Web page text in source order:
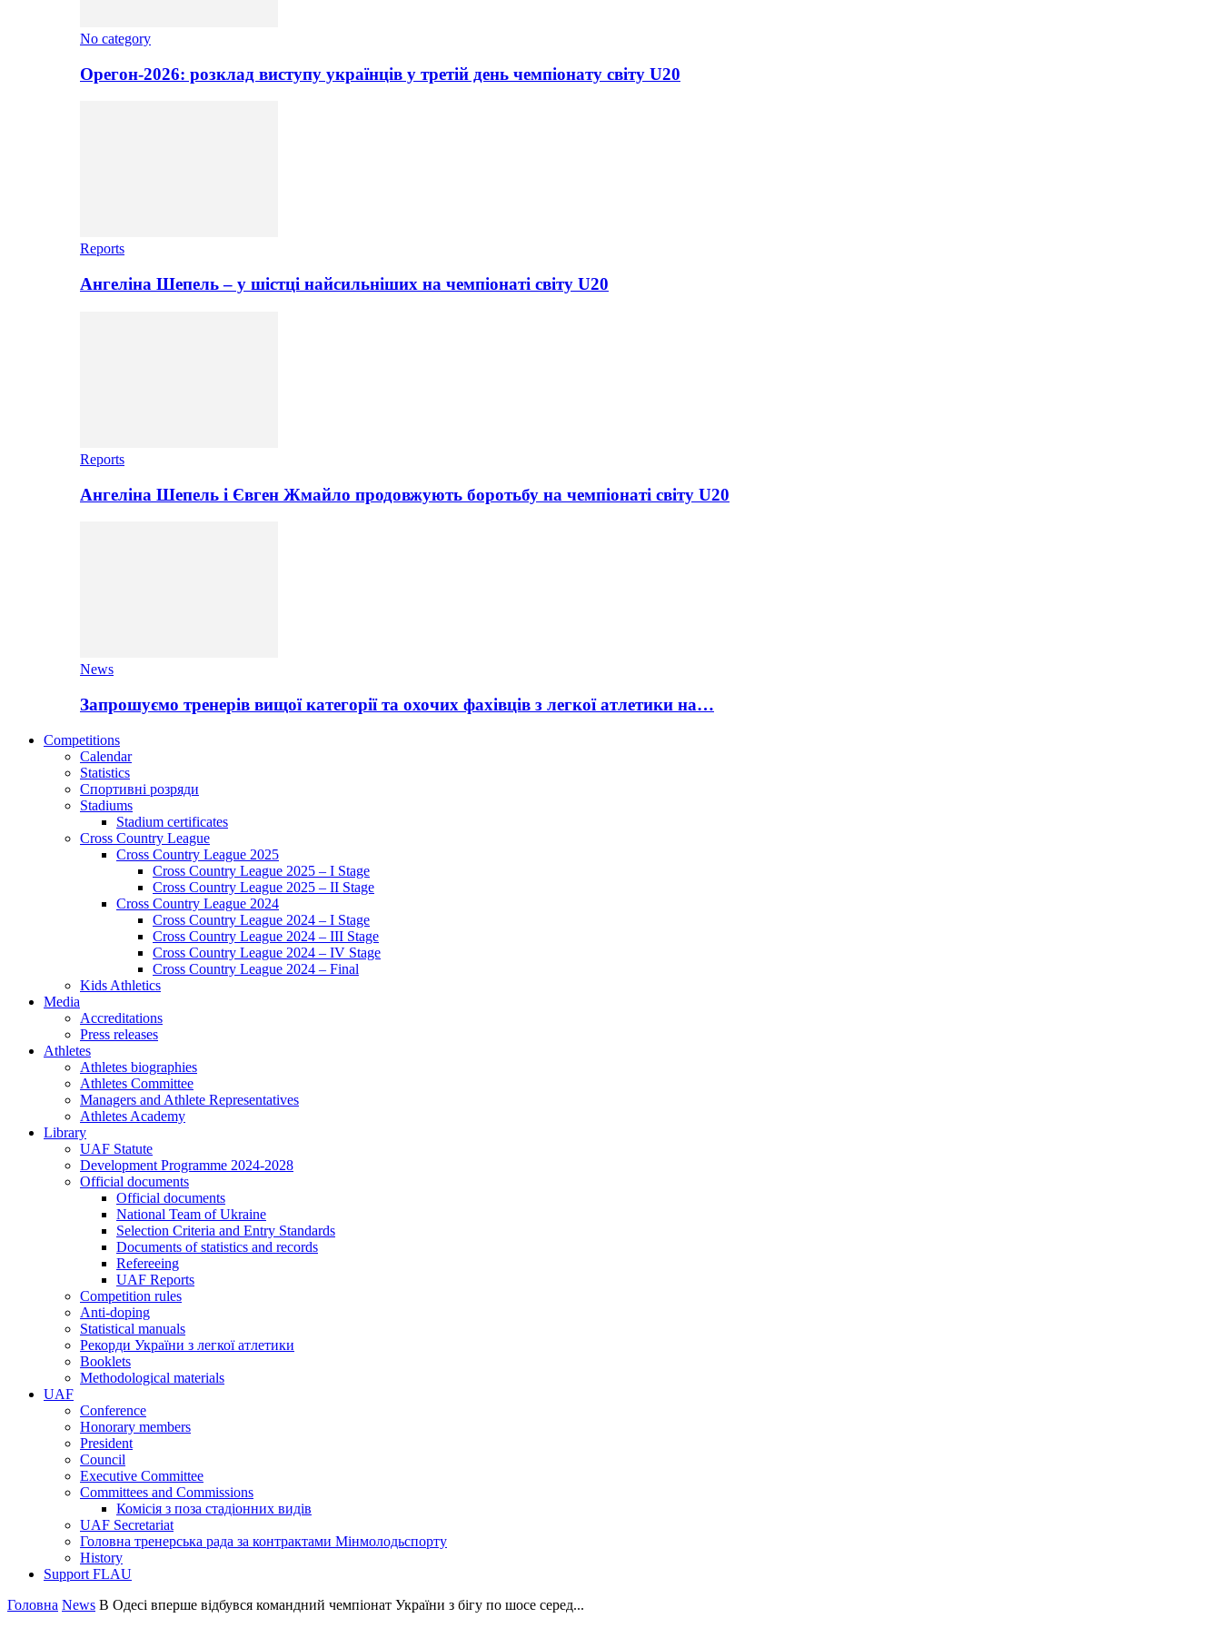
No category
Орегон-2026: розклад виступу українців у третій день чемпіонату світу U20
Reports
Ангеліна Шепель – у шістці найсильніших на чемпіонаті світу U20
Reports
Ангеліна Шепель і Євген Жмайло продовжують боротьбу на чемпіонаті світу U20
News
Запрошуємо тренерів вищої категорії та охочих фахівців з легкої атлетики на…
Competitions
Calendar
Statistics
Спортивні розряди
Stadiums
Stadium certificates
Cross Country League
Cross Country League 2025
Cross Country League 2025 – I Stage
Cross Country League 2025 – II Stage
Cross Country League 2024
Cross Country League 2024 – I Stage
Cross Country League 2024 – III Stage
Cross Country League 2024 – IV Stage
Cross Country League 2024 – Final
Kids Athletics
Media
Accreditations
Press releases
Athletes
Athletes biographies
Athletes Committee
Managers and Athlete Representatives
Athletes Academy
Library
UAF Statute
Development Programme 2024-2028
Official documents
Official documents
National Team of Ukraine
Selection Criteria and Entry Standards
Documents of statistics and records
Refereeing
UAF Reports
Competition rules
Anti-doping
Statistical manuals
Рекорди України з легкої атлетики
Booklets
Methodological materials
UAF
Conference
Honorary members
President
Council
Executive Committee
Committees and Commissions
Комісія з поза стадіонних видів
UAF Secretariat
Головна тренерська рада за контрактами Мінмолодьспорту
History
Support FLAU
Головна News В Одесі вперше відбувся командний чемпіонат України з бігу по шосе серед...